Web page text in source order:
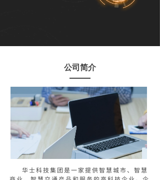
公司简介
华士科技集团是一家提供智慧城市、智慧